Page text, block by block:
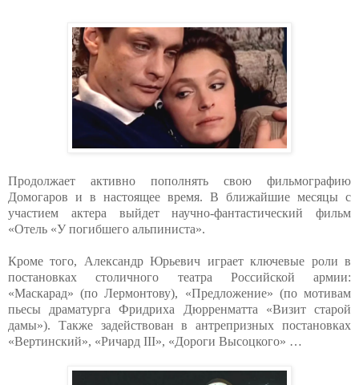
Продолжает активно пополнять свою фильмографию
Домогаров и в настоящее время. В ближайшие месяцы с
участием актера выйдет научно-фантастический фильм
«Отель «У погибшего альпиниста».
Кроме того, Александр Юрьевич играет ключевые роли в
постановках столичного театра Российской армии:
«Маскарад» (по Лермонтову), «Предложение» (по мотивам
пьесы драматурга Фридриха Дюрренматта «Визит старой
дамы»). Также задействован в антрепризных постановках
«Вертинский», «Ричард III», «Дороги Высоцкого» …